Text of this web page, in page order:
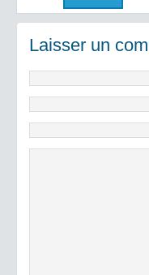
Laisser un